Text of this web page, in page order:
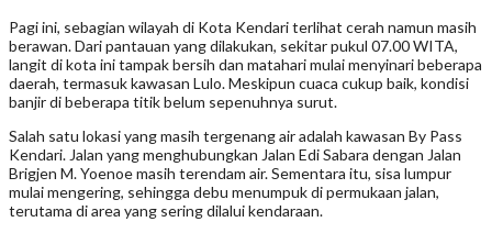
Pagi ini, sebagian wilayah di Kota Kendari terlihat cerah namun masih
berawan. Dari pantauan yang dilakukan, sekitar pukul 07.00 WITA,
langit di kota ini tampak bersih dan matahari mulai menyinari beberapa
daerah, termasuk kawasan Lulo. Meskipun cuaca cukup baik, kondisi
banjir di beberapa titik belum sepenuhnya surut.
Salah satu lokasi yang masih tergenang air adalah kawasan By Pass
Kendari. Jalan yang menghubungkan Jalan Edi Sabara dengan Jalan
Brigjen M. Yoenoe masih terendam air. Sementara itu, sisa lumpur
mulai mengering, sehingga debu menumpuk di permukaan jalan,
terutama di area yang sering dilalui kendaraan.